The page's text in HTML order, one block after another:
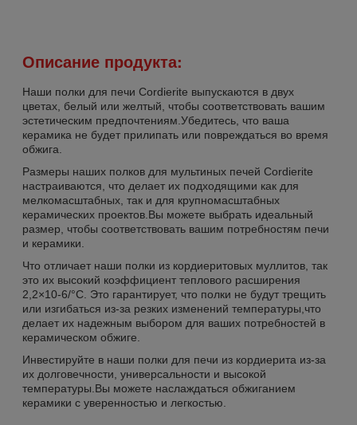
Описание продукта:
Наши полки для печи Cordierite выпускаются в двух
цветах, белый или желтый, чтобы соответствовать вашим
эстетическим предпочтениям.Убедитесь, что ваша
керамика не будет прилипать или повреждаться во время
обжига.
Размеры наших полков для мультиных печей Cordierite
настраиваются, что делает их подходящими как для
мелкомасштабных, так и для крупномасштабных
керамических проектов.Вы можете выбрать идеальный
размер, чтобы соответствовать вашим потребностям печи
и керамики.
Что отличает наши полки из кордиеритовых муллитов, так
это их высокий коэффициент теплового расширения
2,2×10-6/°С. Это гарантирует, что полки не будут трещить
или изгибаться из-за резких изменений температуры,что
делает их надежным выбором для ваших потребностей в
керамическом обжиге.
Инвестируйте в наши полки для печи из кордиерита из-за
их долговечности, универсальности и высокой
температуры.Вы можете наслаждаться обжиганием
керамики с уверенностью и легкостью.